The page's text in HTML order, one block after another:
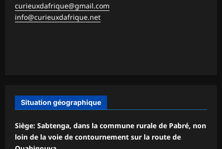
curieuxdafrique@gmail.com
info@curieuxdafrique.net
Situation géographique
Siège: Sabtenga, dans la commune rurale de Pabré, non
loin de la voie de contournement sur la route de